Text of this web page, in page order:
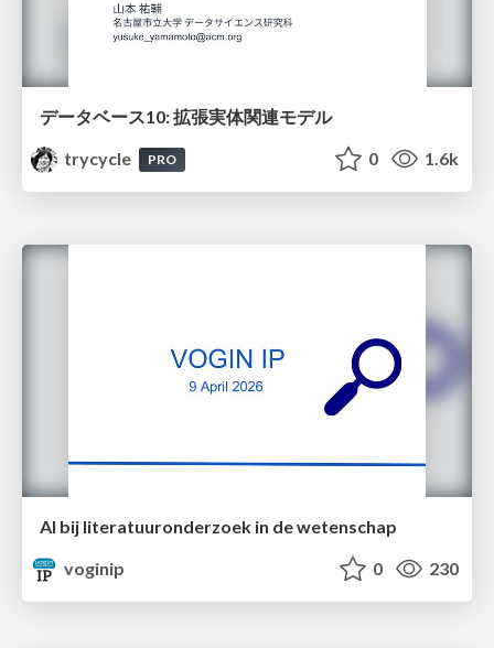
データベース10: 拡張実体関連モデル
trycycle
PRO 0 1.6k
AI bij literatuuronderzoek in de wetenschap
voginip
0 230